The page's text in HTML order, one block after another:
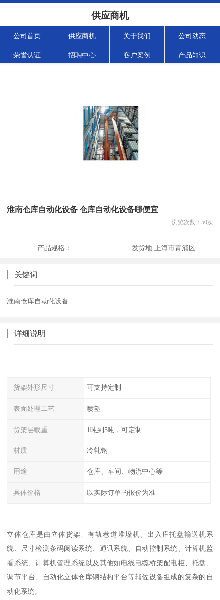
供应商机
公司首页 供应商机 关于我们 公司动态
荣誉认证 招聘中心 客户案例 产品知识
淮南仓库自动化设备 仓库自动化设备哪便宜
浏览次数： 50次
产品规格： 发货地: 上海市青浦区
关键词
淮南仓库自动化设备
详细说明
货架外形尺寸 可支持定制
表面处理工艺 喷塑
货架层载重 1吨到5吨，可定制
材质 冷轧钢
用途 仓库、车间、物流中心等
具体价格 以实际订单的报价为准
立体仓库是由立体货架、有轨巷道堆垛机、出入库托盘输送机系
统、尺寸检测条码阅读系统、通讯系统、自动控制系统、计算机监
看系统、计算机管理系统以及其他如电线电缆桥架配电柜、托盘、
调节平台、自动化立体仓库钢结构平台等辅佐设备组成的复杂的自
动化系统。